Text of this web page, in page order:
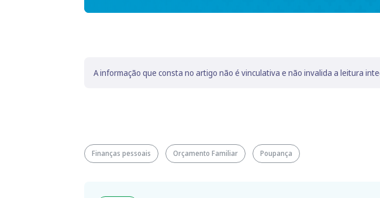
A informação que consta no artigo não é vinculativa e não invalida a leitura
Finanças pessoais Orçamento Familiar Poupança